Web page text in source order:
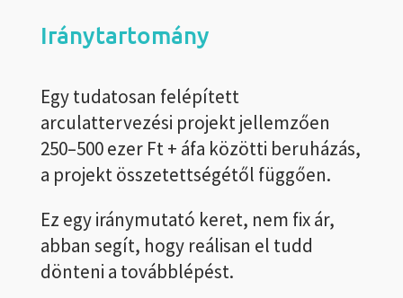
Iránytartomány
Egy tudatosan felépített
arculattervezési projekt jellemzően
250–500 ezer Ft + áfa közötti beruházás,
a projekt összetettségétől függően.
Ez egy iránymutató keret, nem fix ár,
abban segít, hogy reálisan el tudd
dönteni a továbblépést.